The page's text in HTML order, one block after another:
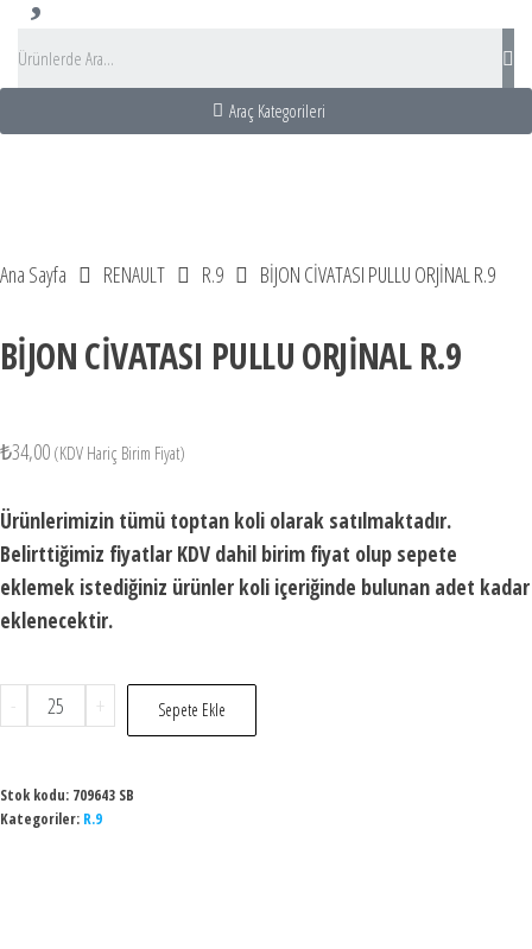
Araç Kategorileri
Ana Sayfa RENAULT R.9 BİJON CİVATASI PULLU ORJİNAL R.9
BİJON CİVATASI PULLU ORJİNAL R.9
₺34,00 (KDV Hariç Birim Fiyat)
Ürünlerimizin tümü toptan koli olarak satılmaktadır.
Belirttiğimiz fiyatlar KDV dahil birim fiyat olup sepete
eklemek istediğiniz ürünler koli içeriğinde bulunan adet kadar
eklenecektir.
- + Sepete Ekle
Stok kodu: 709643 SB
Kategoriler: R.9